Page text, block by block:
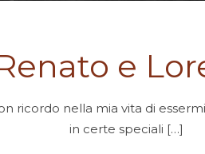
e
ricordo nella mia vita di
in certe speciali […]